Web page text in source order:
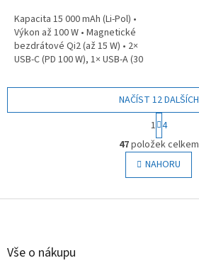
Kapacita 15 000 mAh (Li-Pol) •
Výkon až 100 W • Magnetické
bezdrátové Qi2 (až 15 W) • 2×
USB-C (PD 100 W), 1× USB-A (30
Integrovaný displej • Ochrana...
O
v
l
á
NAČÍST 12 DALŠÍCH
S
t
r
á
n
k
v
1 4
47položek celkem
NAHORU
Z
Vše o nákupu